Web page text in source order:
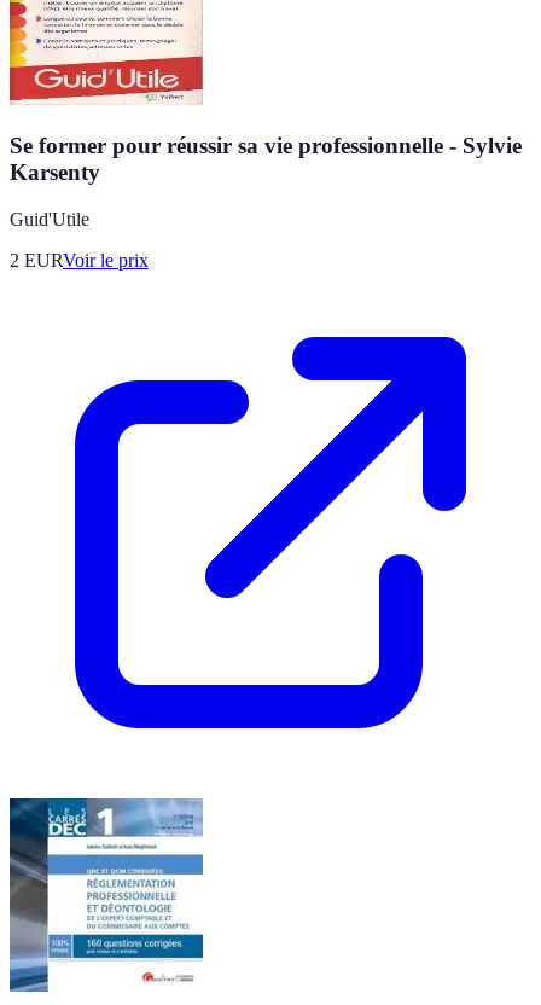
Se former pour réussir sa vie professionnelle - Sylvie
Karsenty
Guid'Utile
2 EURVoir le prix